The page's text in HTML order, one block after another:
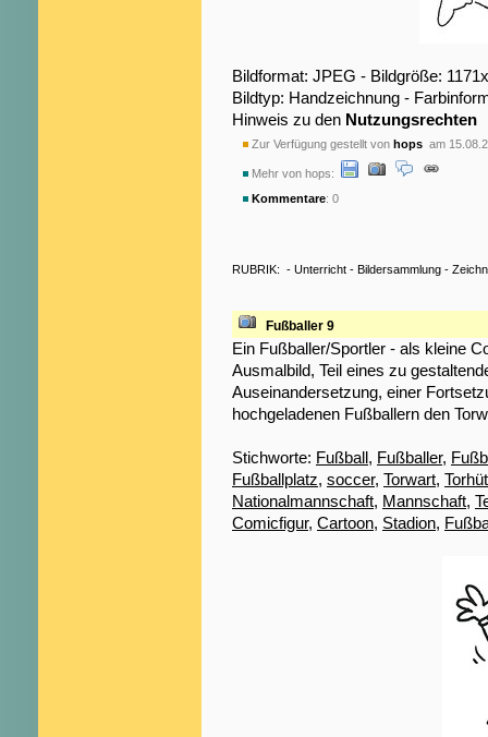
Bildformat: JPEG - Bildgröße:
Bildtyp: Handzeichnung -
Hinweis zu den Nutzungsrechten
Zur Verfügung gestellt von hops am
Mehr von hops:
Kommentare: 0
RUBRIK: - Unterricht - Bildersammlung -
Fußballer 9
Ein Fußballer/Sportler - als kleine
Ausmalbild, Teil eines zu
Auseinandersetzung, einer
hochgeladenen Fußballern den
Stichworte: Fußball, Fußballer,
Fußballplatz, soccer, Torwart,
Nationalmannschaft, Mannschaft,
Comicfigur, Cartoon, Stadion,